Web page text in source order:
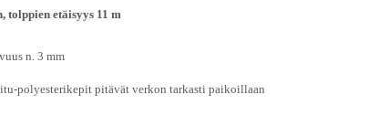
etäisyys 11 m
n. 3 mm
polyesterikepit pitävät verkon tarkasti paikoillaan